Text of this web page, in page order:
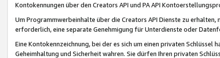
Kontokennungen über den Creators API und PA API
Um Programmwerbeinhalte über die Creators API Dienste zu
erforderlich, eine separate Genehmigung für Unterdienste oder
Eine Kontokennzeichnung, bei der es sich um einen privaten
Geheimhaltung und Sicherheit wahren. Sie dürfen Ihren privaten